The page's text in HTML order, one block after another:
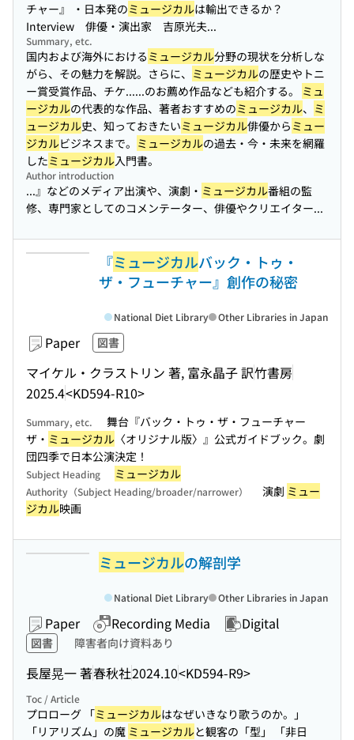
チャー』 ・日本発のミュージカルは輸出できるか？
Interview 俳優・演出家 吉原光夫...
Summary, etc.
国内および海外における ミュージカル分野の現状を分析しな
がら、その魅力を解説。さらに、 ミュージカルの歴史やトニ
ー賞受賞作品、チケ......のお薦め作品なども紹介する。 ミュ
ージカルの代表的な作品、著者おすすめのミュージカル、 ミ
ュージカル史、知っておきたいミュージカル俳優から ミュー
ジカルビジネスまで。 ミュージカルの過去・今・未来を網羅
したミュージカル入門書。
Author introduction
...』などのメディア出演や、演劇・ ミュージカル番組の監
修、専門家としてのコメンテーター、俳優やクリエイター...
『ミュージカルバック・トゥ・
ザ・フューチャー』創作の秘密
Paper 図書
マイケル・クラストリン 著, 富永晶子 訳竹書房
2025.4<KD594-R10>
National Diet Library Other Libraries in Japan
Summary, etc.
舞台『バック・トゥ・ザ・フューチャー
ザ・ ミュージカル 〈オリジナル版〉』公式ガイドブック。劇
団四季で日本公演決定！
Subject Heading ミュージカル
Authority（Subject Heading/broader/narrower） 演劇 ミュー
ジカル映画
ミュージカルの解剖学
Paper Recording Media Digital
図書 障害者向け資料あり
長屋晃一 著春秋社2024.10<KD594-R9>
National Diet Library Other Libraries in Japan
Toc / Article
プロローグ 「ミュージカルはなぜいきなり歌うのか。」
「リアリズム」の魔 ミュージカルと観客の「型」 「非日